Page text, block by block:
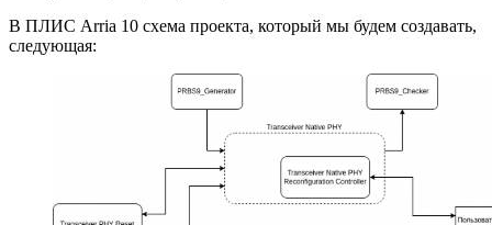
В ПЛИС Arria 10 схема проекта, который мы будем создавать,
следующая: